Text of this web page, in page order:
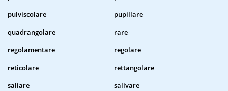
pulviscolare
pupillare
quadrangolare
rare
regolamentare
regolare
reticolare
rettangolare
saliare
salivare